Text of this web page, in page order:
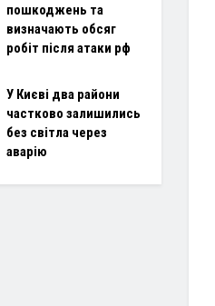
пошкоджень та
визначають обсяг
робіт після атаки рф
У Києві два райони
частково залишились
без світла через
аварію